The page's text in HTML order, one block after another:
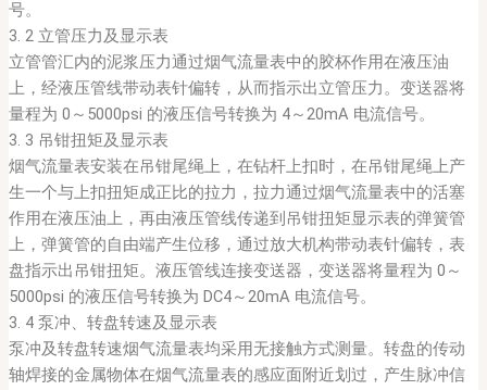
号。
3. 2 立管压力及显示表
立管管汇内的泥浆压力通过烟气流量表中的胶杯作用在液压油
上，经液压管线带动表针偏转，从而指示出立管压力。变送器将
量程为 0～5000psi 的液压信号转换为 4～20mA 电流信号。
3. 3 吊钳扭矩及显示表
烟气流量表安装在吊钳尾绳上，在钻杆上扣时，在吊钳尾绳上产
生一个与上扣扭矩成正比的拉力，拉力通过烟气流量表中的活塞
作用在液压油上，再由液压管线传递到吊钳扭矩显示表的弹簧管
上，弹簧管的自由端产生位移，通过放大机构带动表针偏转，表
盘指示出吊钳扭矩。液压管线连接变送器，变送器将量程为 0～
5000psi 的液压信号转换为 DC4～20mA 电流信号。
3. 4 泵冲、转盘转速及显示表
泵冲及转盘转速烟气流量表均采用无接触方式测量。转盘的传动
轴焊接的金属物体在烟气流量表的感应面附近划过，产生脉冲信